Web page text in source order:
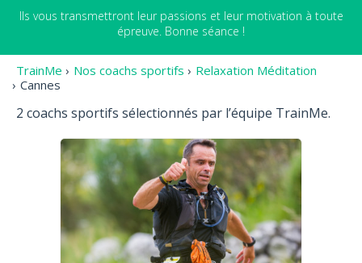
Ils vous transmettront leur passions et leur motivation à toute
épreuve. Bonne séance !
TrainMe › Nos coachs sportifs › Relaxation Méditation
› Cannes
2 coachs sportifs sélectionnés par l’équipe TrainMe.